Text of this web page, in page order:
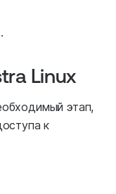
Linux
этап,
к